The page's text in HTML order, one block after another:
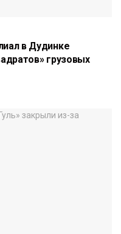
в Дудинке
грузовых